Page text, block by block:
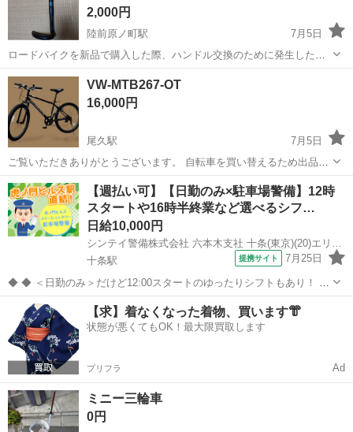
2,000円
陸前原ノ町駅
7月5日
ロードバイクを新品で購入した際、ハンドル交換のために発生した余
り部品になります。 新品未使用です。特に傷などもありません。 サイ
ズ：400 カラー：ブラック 素材：6061 T6 アルミ リーチ：70mm ドロ
ップ：12...
東京 北区
VW-MTB267-OT
16,000円
尾久駅
7月5日
ご覧いただきありがとうございます。 自転車を買い替えるため出品い
たします。 ■カラー：マットブラック ■本体サイズ(横×高さ×幅)：
1748x980x552mm ■タイヤサイズ：26インチ×2.35 ■素材： フレーム
材質...
東京 北区 尾久駅 マウンテンバイク
【週払い可】【日勤のみ×駐車場警備】12時
スタートや16時半終業など選べるシフ…
日給10,000円
シンテイ警備株式会社 六本木支社 十条(東京)(20)エリア/A3203200117
十条駅
提携サイト 7月25日
◆ ◆ ＜日勤のみ＞だけど12:00スタートのゆったりシフトもあり！ 4
パターンのシフトがあるから ライフスタイルに合わせて働ける♪ 虎ノ
門ヒルズ駅直結だから 雨でも濡れずに通勤できますよ！ ＼未経験スタ
ートでも大歓迎...
東京 十条駅 警備員
【求】着なくなった着物、買います👘
状態が悪くてもOK！最大限買取します
プリフラ Ad
ミニー三輪車
0円